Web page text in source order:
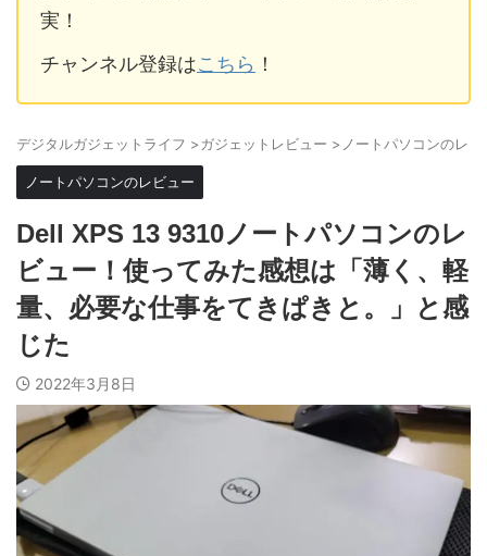
実！
チャンネル登録はこちら ！
デジタルガジェットライフ >ガジェットレビュー > ノートパソコンのレビ
ノートパソコンのレビュー
Dell XPS 13 9310ノートパソコンのレ
ビュー！使ってみた感想は「薄く、軽
量、必要な仕事をてきぱきと。」と感
じた
2022年3月8日